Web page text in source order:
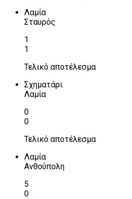
Λαμία
Σταυρός
1
1
Τελικό αποτέλεσμα
Σχηματάρι
Λαμία
0
0
Τελικό αποτέλεσμα
Λαμία
Ανθούπολη
5
0